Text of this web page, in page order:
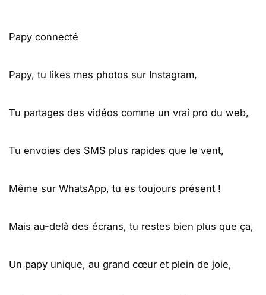
Papy connecté
Papy, tu likes mes photos sur Instagram,
Tu partages des vidéos comme un vrai pro du web,
Tu envoies des SMS plus rapides que le vent,
Même sur WhatsApp, tu es toujours présent !
Mais au-delà des écrans, tu restes bien plus que ça,
Un papy unique, au grand cœur et plein de joie,